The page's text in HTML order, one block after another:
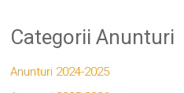
Categorii Anunturi
Anunturi 2024-2025